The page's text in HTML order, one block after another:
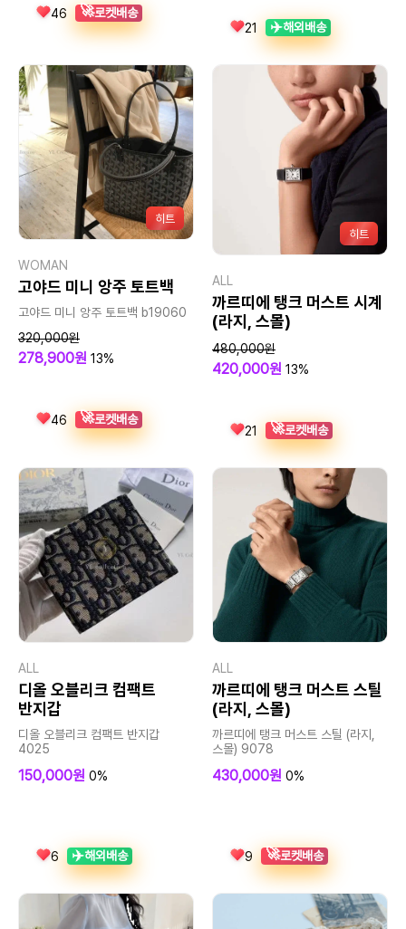
46 🚀로켓배송
21 ✈️해외배송
히트
WOMAN
고야드 미니 앙주 토트백
고야드 미니 앙주 토트백 b19060
320,000원
278,900원 13%
46 🚀로켓배송
히트
ALL
까르띠에 탱크 머스트 시계
(라지, 스몰)
480,000원
420,000원 13%
21 🚀로켓배송
ALL
디올 오블리크 컴팩트
반지갑
디올 오블리크 컴팩트 반지갑
4025
150,000원 0%
6 ✈️해외배송
ALL
까르띠에 탱크 머스트 스틸
(라지, 스몰)
까르띠에 탱크 머스트 스틸 (라지,
스몰) 9078
430,000원 0%
9 🚀로켓배송